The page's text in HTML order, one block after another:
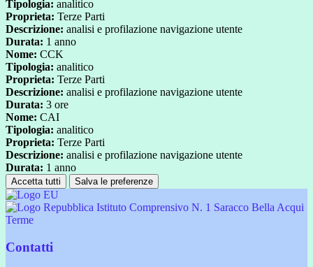
Tipologia: analitico
Proprieta: Terze Parti
Descrizione: analisi e profilazione navigazione utente
Durata: 1 anno
Nome: CCK
Tipologia: analitico
Proprieta: Terze Parti
Descrizione: analisi e profilazione navigazione utente
Durata: 3 ore
Nome: CAI
Tipologia: analitico
Proprieta: Terze Parti
Descrizione: analisi e profilazione navigazione utente
Durata: 1 anno
Accetta tutti Salva le preferenze
Istituto Comprensivo N. 1 Saracco Bella Acqui
Terme
Contatti